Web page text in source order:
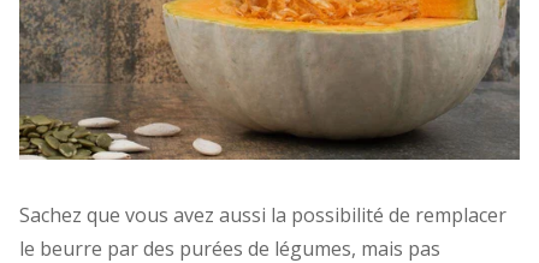
Sachez que vous avez aussi la possibilité de remplacer
le beurre par des purées de légumes, mais pas